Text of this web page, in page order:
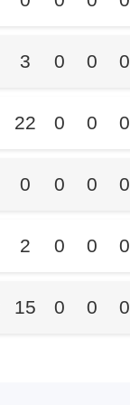
3 0 0 0
22 0 0 0
0 0 0 0
2 0 0 0
15 0 0 0